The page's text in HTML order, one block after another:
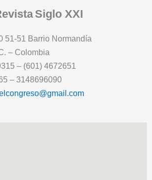
Siglo XXI
51-51 Barrio Normandía
– Colombia
– (601) 4672651
– 3148696090